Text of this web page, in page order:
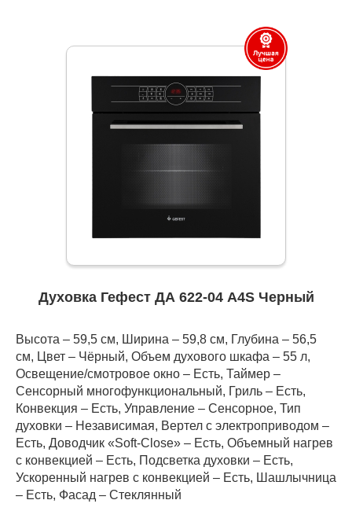
Духовка Гефест ДА 622-04 А4S Черный
Высота – 59,5 см, Ширина – 59,8 см, Глубина – 56,5
см, Цвет – Чёрный, Объем духового шкафа – 55 л,
Освещение/смотровое окно – Есть, Таймер –
Сенсорный многофункциональный, Гриль – Есть,
Конвекция – Есть, Управление – Сенсорное, Тип
духовки – Независимая, Вертел с электроприводом –
Есть, Доводчик «Soft-Close» – Есть, Объемный нагрев
с конвекцией – Есть, Подсветка духовки – Есть,
Ускоренный нагрев с конвекцией – Есть, Шашлычница
– Есть, Фасад – Стеклянный